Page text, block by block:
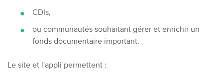
CDIs,
ou communautés souhaitant gérer et enrichir un
fonds documentaire important.
Le site et l'appli permettent :